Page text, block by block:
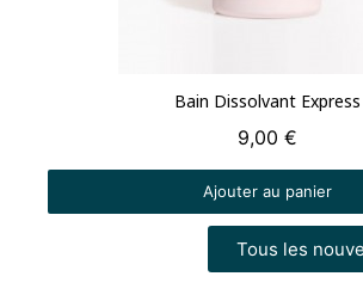
Aperçu rapide
Bain Dissolvant Express
9,00 €
Ajouter au panier
Tous les